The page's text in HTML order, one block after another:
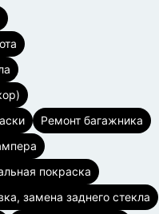
Ремонт багажника
покраска
замена заднего стекла